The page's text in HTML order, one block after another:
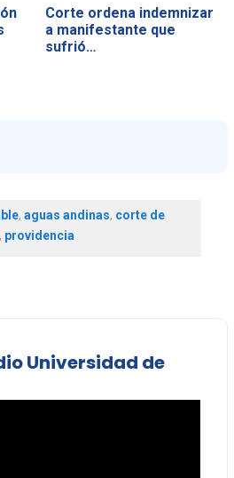
Corte ordena indemnizar
a manifestante que
sufrió…
, aguas andinas, corte de
, providencia
Universidad de